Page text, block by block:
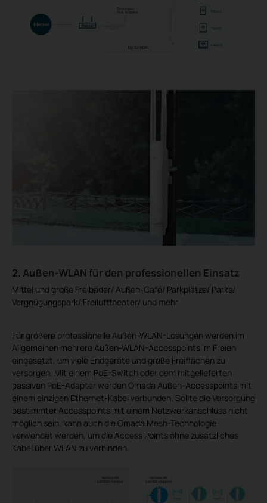
2. Außen-WLAN für den professionellen Einsatz
Mittel und große Freibäder/ Außen-Café/ Parkplätze/ Parks/
Vergnügungspark/ Freilufttheater/ und mehr
Für größere professionelle Außen-WLAN-Lösungen werden im
Allgemeinen mehrere Außen-WLAN-Accesspoints im Freien
eingesetzt, um viele Endgeräte und große Freiflächen zu
versorgen. Mit einem PoE-Switch oder dem mitgelieferten
passiven PoE-Adapter werden Omada Außen-Accesspoints mit
einem einzigen Ethernet-Kabel verbunden. Sollte die Versorgung
bestimmter Accesspoints mit einem Netzwerkanschluss nicht
möglich sein, kann auch die Omada Mesh-Technologie
verwendet werden, um die Access Points ohne zusätzliches
Kabel über WLAN zu verbinden.